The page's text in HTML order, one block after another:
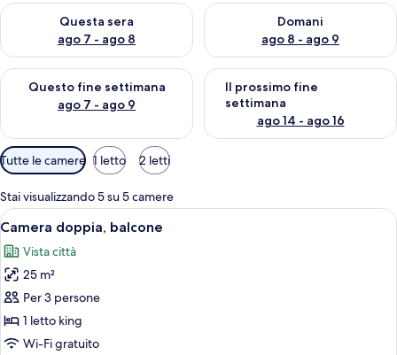
Questa sera
ago 7 - ago 8
Verifica la disponibilità per questa sera, ago 7 - ago 8
Domani
ago 8 - ago 9
Verifica la disponibilità per
Questo fine settimana
ago 7 - ago 9
Verifica la disponibilità per questo fine settimana, ago 7 - ago
Il prossimo fine
settimana
ago 14 - ago 16
Verifica la disponibilità per il
Filtri
disponibili
per
le
camere
Tutte le camere 1 letto 2 letti
Stai visualizzando 5 su 5 camere
Apri
tutte
le
foto
per
Camera
doppia,
Una camera d'albergo con un letto,
6
Camera doppia, balcone
Vista città
25 m²
Per 3 persone
1 letto king
Wi-Fi gratuito